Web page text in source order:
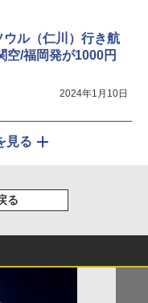
ル（仁川）行き航
空/福岡発が1000円
2024年1月10日
見る
る